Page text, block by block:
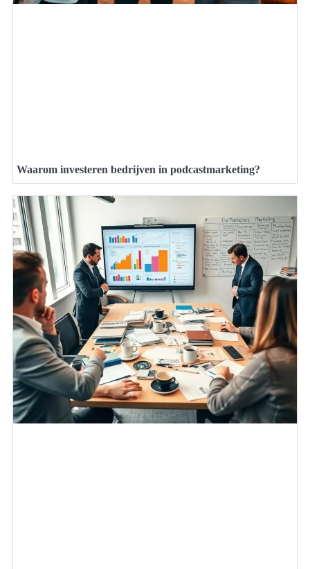
Waarom investeren bedrijven in podcastmarketing?